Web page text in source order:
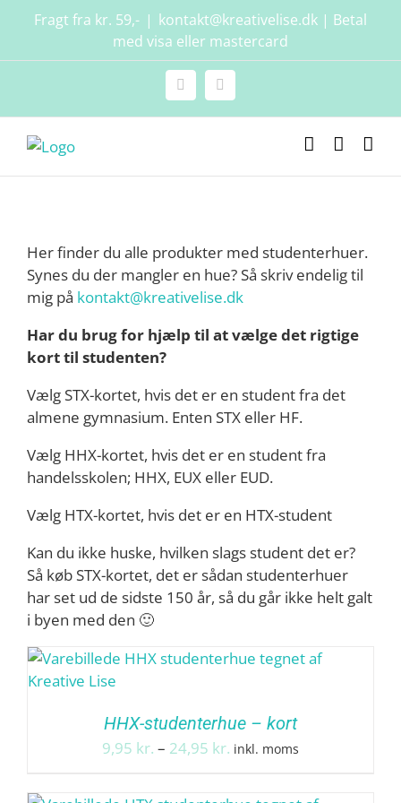
content
Fragt fra kr. 59,- | kontakt@kreativelise.dk | Betal
med visa eller mastercard
FacebookInstagram
Her finder du alle produkter med studenterhuer.
Synes du der mangler en hue? Så skriv endelig til
mig på kontakt@kreativelise.dk
Har du brug for hjælp til at vælge det rigtige
kort til studenten?
Vælg STX-kortet, hvis det er en student fra det
almene gymnasium. Enten STX eller HF.
Vælg HHX-kortet, hvis det er en student fra
handelsskolen; HHX, EUX eller EUD.
Vælg HTX-kortet, hvis det er en HTX-student
Kan du ikke huske, hvilken slags student det er?
Så køb STX-kortet, det er sådan studenterhuer
har set ud de sidste 150 år, så du går ikke helt galt
i byen med den 🙂
HHX-studenterhue – kort
9,95 kr. – 24,95 kr. Prisinterval:
inkl. moms